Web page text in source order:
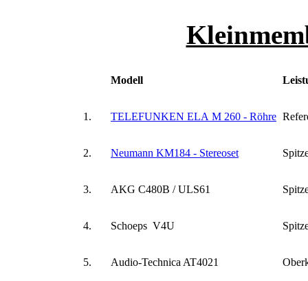
Modell
1. TELEFUNKEN ELA M 260 - Röhre
2. Neumann KM184 - Stereoset
3. AKG C480B / ULS61
4. Schoeps V4U
5. Audio-Technica AT4021